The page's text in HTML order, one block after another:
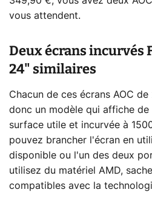
vous attendent.
Deux écrans incurvés
24" similaires
Chacun de ces écrans AOC
donc un modèle qui affiche de
surface utile et incurvée à
pouvez brancher l'écran en
disponible ou l'un des deux
utilisez du matériel AMD,
compatibles avec la